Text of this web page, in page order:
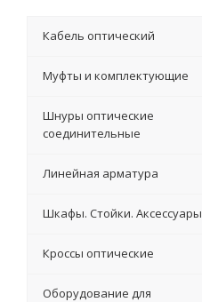
Кабель оптический
Муфты и комплектующие
Шнуры оптические
соединительные
Линейная арматура
Шкафы. Стойки. Аксесcуары
Кроссы оптические
Оборудование для